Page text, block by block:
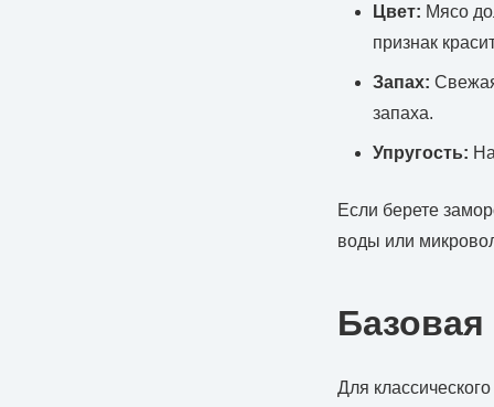
Цвет: Мясо
признак
Запах:
запаха.
Упругость:
Если берете
воды или
Для